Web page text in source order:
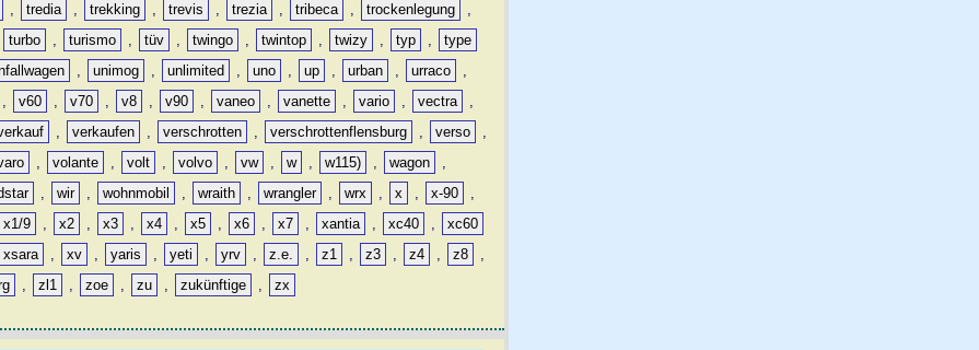
, tredia , trekking , trevis , trezia , tribeca , trockenlegung
,
turbo , turismo , tüv , twingo , twintop , twizy , typ ,
type
, unimog , unlimited , uno , up , urban , urraco
,
, v60 , v70 , v8 , v90 , vaneo , vanette , vario , vectra
,
, verkaufen , verschrotten , verschrottenflensburg , verso
,
, volante , volt , volvo , vw , w , w115) , wagon
,
, wir , wohnmobil , wraith , wrangler , wrx , x , x-90
,
x1/9 , x2 , x3 , x4 , x5 , x6 , x7 , xantia , xc40 ,
xc60
xsara , xv , yaris , yeti , yrv , z.e. , z1 , z3 , z4 , z8
,
, zl1 , zoe , zu , zukünftige , zx